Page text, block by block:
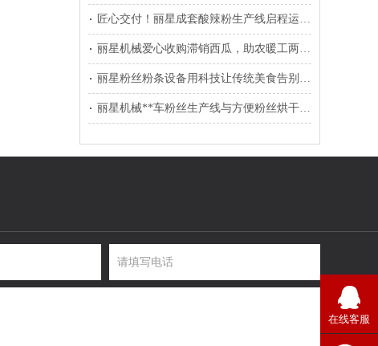
匠心交付！丽星成套酸辣粉生产线启程运往温县
丽星机械爱心收购滞销西瓜，助农暖工两不误
丽星粉丝粉条设备用科技让传统美食告别铝担忧
丽星机械**车粉丝生产线与方便粉丝烘干线装车发往东北
在线客服